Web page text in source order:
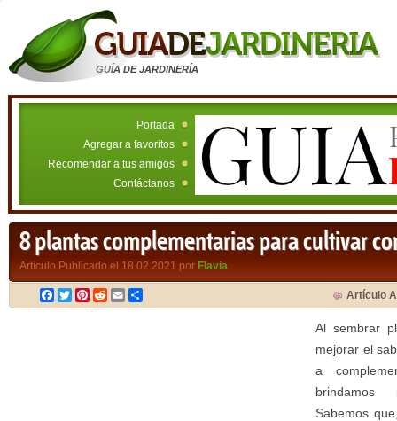
GUÍA DE JARDINERÍA
Portada
Agregar a favoritos
Recomendar a tus amigos
Contáctanos
8 plantas complementarias para cultivar
Artículo Publicado el 18.02.2021 por Flavia
Facebook
TwitterPinterest
RedditEmail Artículo
Al sembrar
mejorar el
a
brindamos
Sabemos